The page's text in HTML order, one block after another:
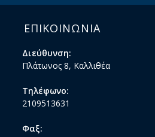
ΕΠΙΚΟΙΝΩΝΙΑ
Διεύθυνση:
Πλάτωνος 8, Καλλιθέα
Τηλέφωνο:
2109513631
Φαξ: